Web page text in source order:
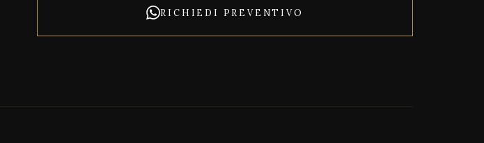
RICHIEDI PREVENTIVO